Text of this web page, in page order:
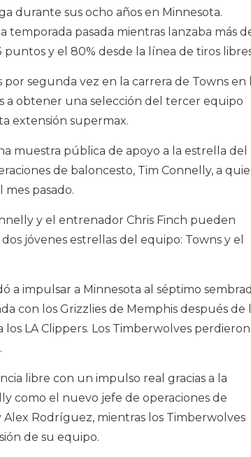
durante sus ocho años en Minnesota.
pasada mientras lanzaba más
y el 80% desde la línea de tiros
segunda vez en la carrera de Towns en
a obtener una selección del tercer equipo
extensión supermax.
muestra pública de apoyo a la estrella del
de baloncesto, Tim Connelly, a
pasado.
y el entrenador Chris Finch pueden
jóvenes estrellas del equipo: Towns y el
a impulsar a Minnesota al séptimo
con los Grizzlies de Memphis después de
LA Clippers. Los Timberwolves perdieron
libre con un impulso real gracias a la
como el nuevo jefe de operaciones de
Rodríguez, mientras los Timberwolves
de su equipo.